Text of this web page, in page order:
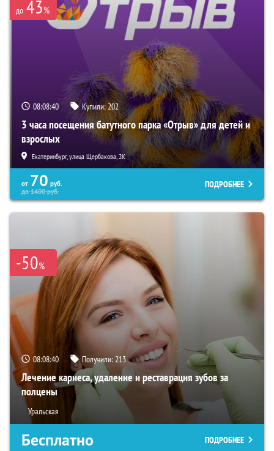
до 43%
08:08:38 Купили:202
3 часа посещения батутного парка «Отрыв» для детей и
взрослых
Екатеринбург, улица Щербакова, 2К
от 70 руб.
до1400руб.
ПОДРОБНЕЕ
-50%
08:08:38 Получили:213
Лечение кариеса, удаление и реставрация зубов за
полцены
Уральская
Бесплатно ПОДРОБНЕЕ